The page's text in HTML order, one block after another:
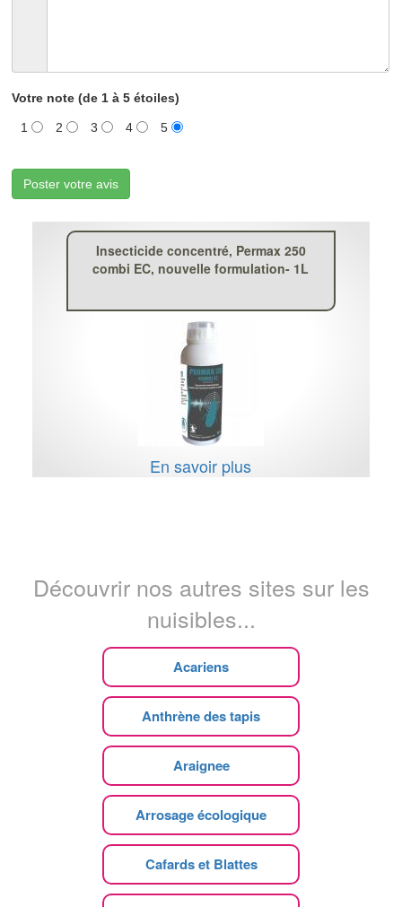
Votre note (de 1 à 5 étoiles)
1 2 3 4 5
Poster votre avis
Insecticide concentré, Permax 250
combi EC, nouvelle formulation- 1L
En savoir plus
Découvrir nos autres sites sur les
nuisibles...
Acariens
Anthrène des tapis
Araignee
Arrosage écologique
Cafards et Blattes